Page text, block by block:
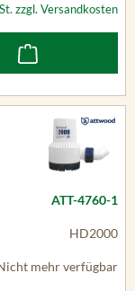
zzgl. Versandkosten
ATT-4760-1
HD2000
mehr verfügbar